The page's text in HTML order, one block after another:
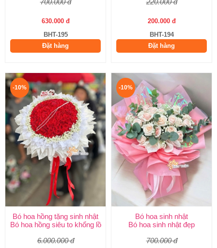
700.000 đ
630.000 đ
BHT-195
Đặt hàng
220.000 đ
200.000 đ
BHT-194
Đặt hàng
-10%
Bó hoa hồng tặng sinh nhật
Bó hoa hồng siêu to khổng lồ
6.000.000 đ
-10%
Bó hoa sinh nhật
Bó hoa sinh nhật đẹp
700.000 đ